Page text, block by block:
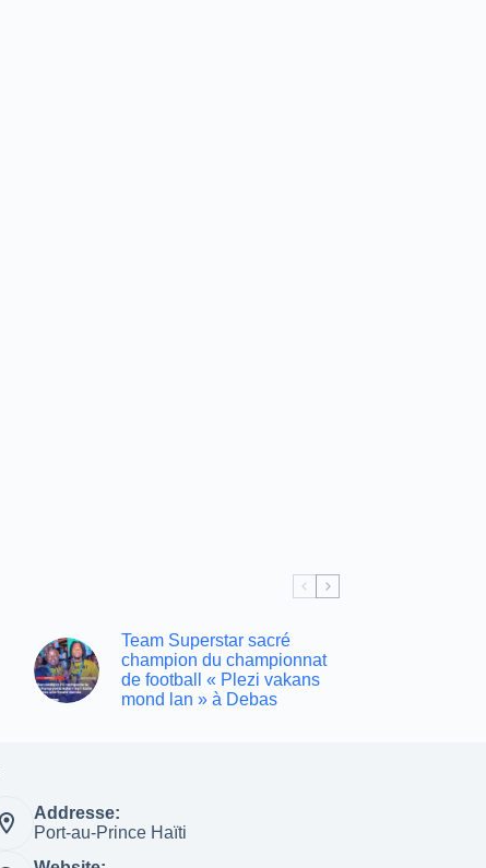
Team Superstar sacré
champion du championnat
de football « Plezi vakans
mond lan » à Debas
Addresse:
Port-au-Prince Haïti